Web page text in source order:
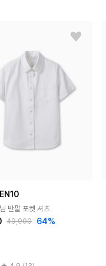
반팔 포켓 셔츠
49,900 64%